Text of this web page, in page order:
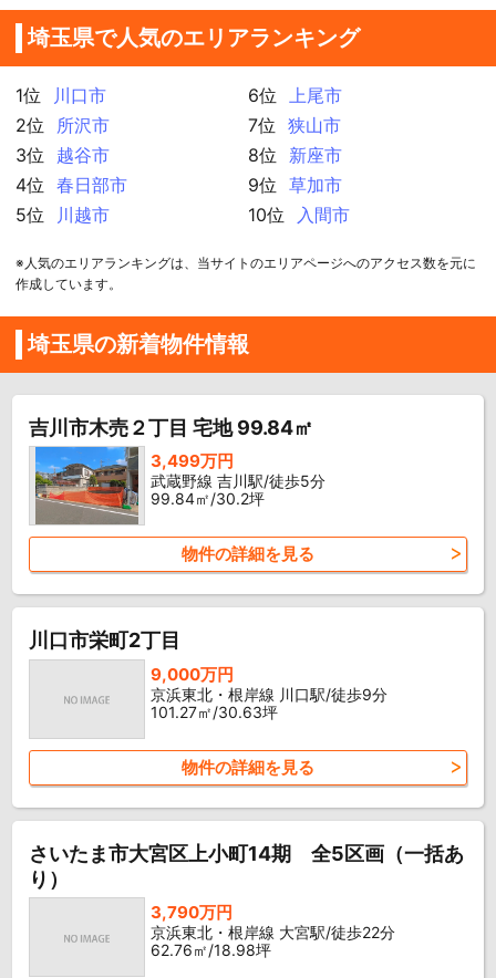
埼玉県で人気のエリアランキング
1位
川口市
2位
所沢市
3位
越谷市
4位
春日部市
5位
川越市
6位
上尾市
7位
狭山市
8位
新座市
9位
草加市
10位
入間市
※人気のエリアランキングは、当サイトのエリアページへのアクセス数を元に
作成しています。
埼玉県の新着物件情報
吉川市木売２丁目 宅地 99.84㎡
3,499万円
武蔵野線 吉川駅/徒歩5分
99.84㎡/30.2坪
物件の詳細を見る
川口市栄町2丁目
9,000万円
京浜東北・根岸線 川口駅/徒歩9分
101.27㎡/30.63坪
物件の詳細を見る
さいたま市大宮区上小町14期 全5区画（一括あ
り）
3,790万円
京浜東北・根岸線 大宮駅/徒歩22分
62.76㎡/18.98坪